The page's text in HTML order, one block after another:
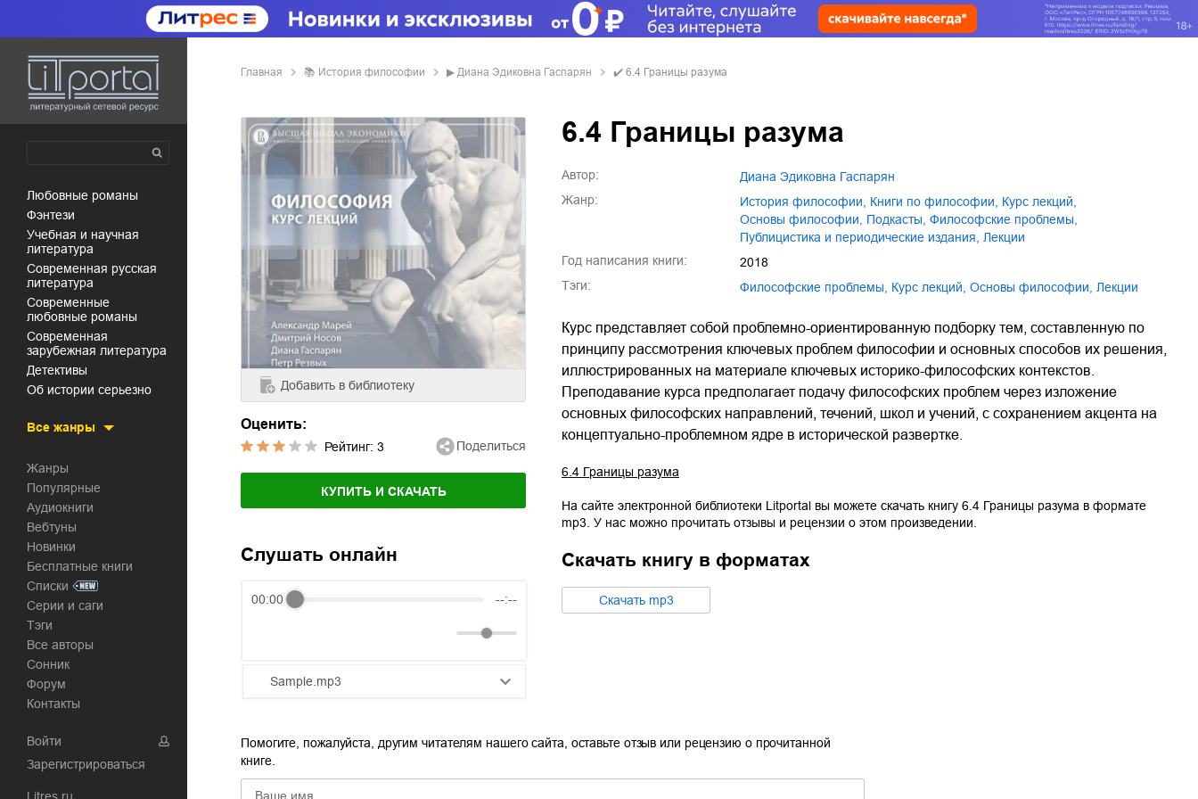
любовные романы
фэнтези
учебная и научная
литература
современная русская
литература
современные
любовные романы
современная
зарубежная литература
детективы
об истории серьезно
Все жанры
Жанры
Популярные
Аудиокниги
Вебтуны
Новинки
Бесплатные книги
Списки
Серии и саги
Тэги
Все авторы
Сонник
Форум
Контакты
Войти
Зарегистрироваться
Главная 📚 история философии ▶ Диана Эдиковна Гаспарян ✔️ 6.4 Границы разума
Добавить в библиотеку
Оценить:
Рейтинг: 3 Поделиться
КУПИТЬ И СКАЧАТЬ
Слушать онлайн
00:00 --:--
Sample.mp3
02.mp3 20:50
03.mp3 14:00
6.4 Границы разума
Автор:
Диана Эдиковна Гаспарян
Жанр:
история философии книги по философии курс лекций
основы философии
подкасты философские проблемы
публицистика и периодические издания
лекции
Год написания книги:
2018
Тэги:
философские проблемы курс лекций основы философии лекции
Курс представляет собой проблемно-ориентированную подборку тем, составленную по
принципу рассмотрения ключевых проблем философии и основных способов их решения,
иллюстрированных на материале ключевых историко-философских контекстов.
Преподавание курса предполагает подачу философских проблем через изложение
основных философских направлений, течений, школ и учений, с сохранением акцента на
концептуально-проблемном ядре в исторической развертке.
6.4 Границы разума
На сайте электронной библиотеки Litportal вы можете скачать книгу 6.4 Границы разума в формате
mp3 . У нас можно прочитать отзывы и рецензии о этом произведении.
Скачать книгу в форматах
Cкачать mp3
Помогите, пожалуйста, другим читателям нашего сайта, оставьте отзыв или рецензию о прочитанной
книге.